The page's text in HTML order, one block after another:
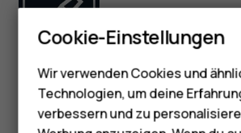
Smartphones
Feature Phones
Telefone für
Zubehör
Verwenden Sie nur Akkus, Ladegeräte
Zubehörteile, die von HMD Global Oy
mit diesem Gerät zugelassen wurden.
Cookie-Einstellungen
Wir verwenden Cookies und
Technologien, um deine
verbessern und zu